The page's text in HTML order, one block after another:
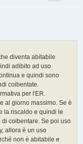
diventa abitabile
adibito ad uso
e quindi sono
coibentate.
per l'ER.
al giorno massimo. Se è
la riscaldo e quindi le
coibentare. Se poi uso
allora è un uso
non è abitabile e